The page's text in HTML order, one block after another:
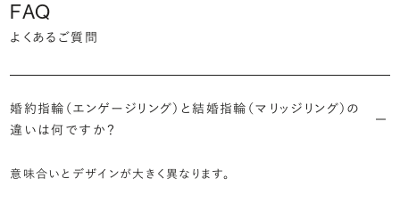
FAQ
よくあるご質問
婚約指輪（エンゲージリング）と結婚指輪（マリッジリング）の
違いは何ですか？
意味合いとデザインが大きく異なります。